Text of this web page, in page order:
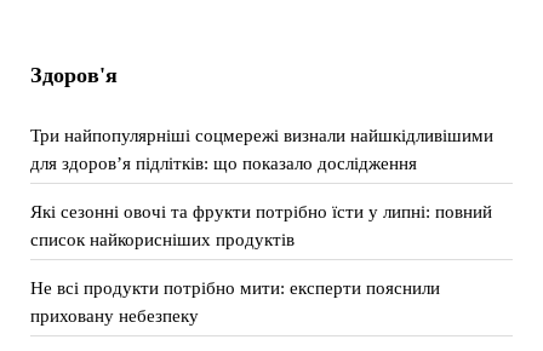
Здоров'я
Три найпопулярніші соцмережі визнали найшкідливішими
для здоров’я підлітків: що показало дослідження
Які сезонні овочі та фрукти потрібно їсти у липні: повний
список найкорисніших продуктів
Не всі продукти потрібно мити: експерти пояснили
приховану небезпеку